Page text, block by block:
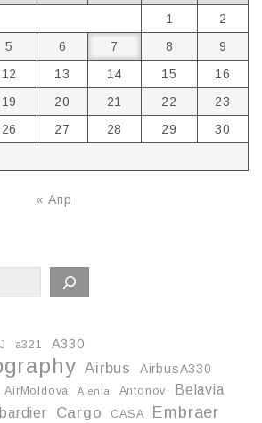
1
2
5 6 7 8
9
12 13 14 15
16
19 20 21 22
23
26 27 28 29
30
« Апр
a321 A330
Airbus
AirbusA330
AirMoldova Alenia Antonov Belavia
Cargo CASA Embraer